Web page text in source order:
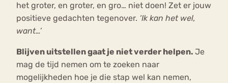
het groter, en groter, en gro… niet doen! Zet er jouw
positieve gedachten tegenover. ‘Ik kan het wel,
want…’
Blijven uitstellen gaat je niet verder helpen. Je
mag de tijd nemen om te zoeken naar
mogelijkheden hoe je die stap wel kan nemen,